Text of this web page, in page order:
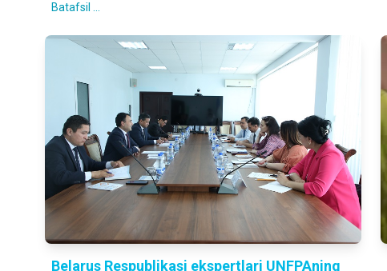
Batafsil ...
Belarus Respublikasi ekspertlari UNFPAning